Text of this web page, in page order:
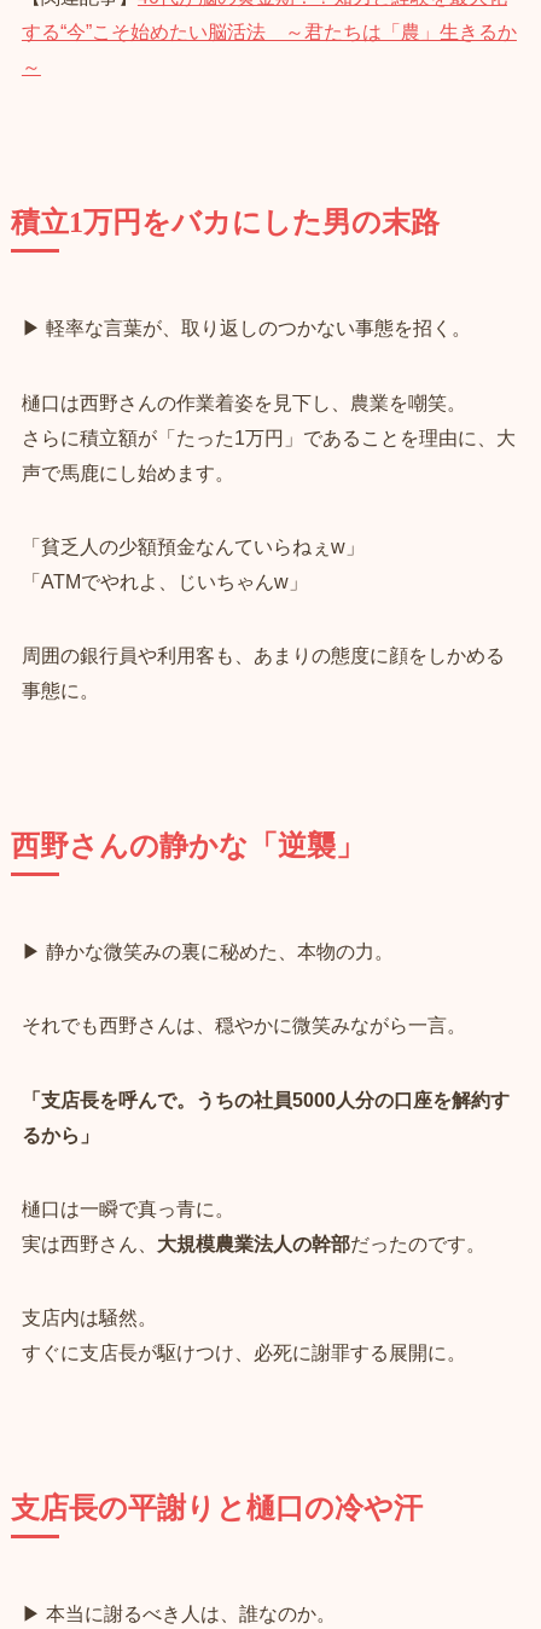
する“今”こそ始めたい脳活法 ～君たちは「農」生きるか
～
積立1万円をバカにした男の末路
▶ 軽率な言葉が、取り返しのつかない事態を招く。
樋口は西野さんの作業着姿を見下し、農業を嘲笑。
さらに積立額が「たった1万円」であることを理由に、大
声で馬鹿にし始めます。
「貧乏人の少額預金なんていらねぇw」
「ATMでやれよ、じいちゃんw」
周囲の銀行員や利用客も、あまりの態度に顔をしかめる
事態に。
西野さんの静かな「逆襲」
▶ 静かな微笑みの裏に秘めた、本物の力。
それでも西野さんは、穏やかに微笑みながら一言。
「支店長を呼んで。うちの社員5000人分の口座を解約す
るから」
樋口は一瞬で真っ青に。
実は西野さん、 大規模農業法人の幹部だったのです。
支店内は騒然。
すぐに支店長が駆けつけ、必死に謝罪する展開に。
支店長の平謝りと樋口の冷や汗
▶ 本当に謝るべき人は、誰なのか。